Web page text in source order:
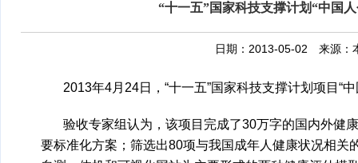
“十一五”国家科技支撑计划“中国
日期：2013-05-02 来源
2013年4月24日，“十一五”国家科技支撑计划项目“
验收专家组认为，该项目完成了30万字的国内外健
要标准化方案；筛选出80项与我国成年人健康状况相